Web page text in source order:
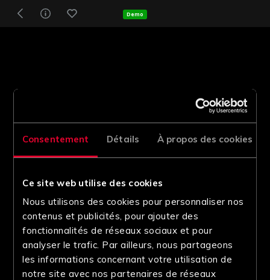
Consentement Détails À propos des cookies
Ce site web utilise des cookies
Nous utilisons des cookies pour personnaliser nos
contenus et publicités, pour ajouter des
fonctionnalités de réseaux sociaux et pour
analyser le trafic. Par ailleurs, nous partageons
les informations concernant votre utilisation de
notre site avec nos partenaires de réseaux
Demo